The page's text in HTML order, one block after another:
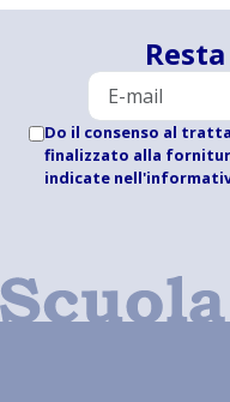
Do il consenso al
finalizzato alla
indicate